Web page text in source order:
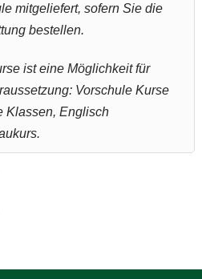
mitgeliefert, sofern Sie die
bestellen.
ist eine Möglichkeit für
Vorschule Kurse
Klassen, Englisch